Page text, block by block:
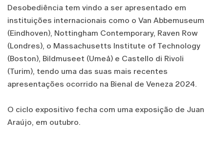
Desobediência tem vindo a ser apresentado em
instituições internacionais como o Van Abbemuseum
(Eindhoven), Nottingham Contemporary, Raven Row
(Londres), o Massachusetts Institute of Technology
(Boston), Bildmuseet (Umeå) e Castello di Rivoli
(Turim), tendo uma das suas mais recentes
apresentações ocorrido na Bienal de Veneza 2024.
O ciclo expositivo fecha com uma exposição de Juan
Araújo, em outubro.